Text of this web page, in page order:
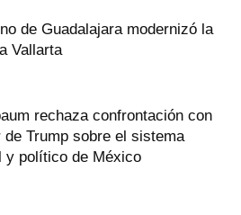
de Guadalajara modernizó la
Vallarta
rechaza confrontación con
de Trump sobre el sistema
y político de México